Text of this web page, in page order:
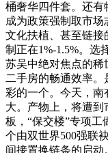
桶奢华四件套。还有
成为政策强制取市
文化扶植、甚至链接
制正在1%-1.5%。选
苏吴中绝对焦点的稀
二手房的畅通效率。
彩的一个。今天，南
大。产物上，将遭
板，“保交楼”专项
个由双世界500强联
间接置换链条的启动